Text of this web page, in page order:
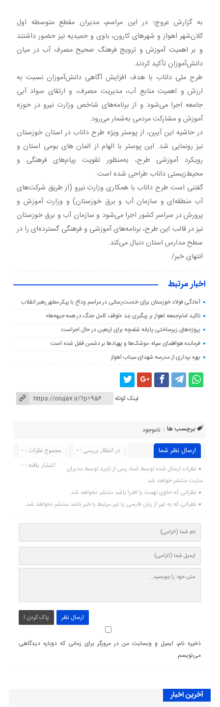
به گزارش عروج؛ در این مراسم، مدیران مقطع متوسطه اول
کلان‌شهر اهواز و شهرهای کارون، باوی و حمیدیه نیز حضور داشتند
و بر اهمیت آموزش و ترویج فرهنگ صحیح مصرف آب در میان
دانش‌آموزان تأکید کردند.
طرح ملی داناب با هدف افزایش آگاهی دانش‌آموزان نسبت به
ارزش و اهمیت منابع آب، مدیریت مصرف، و ارتقای سواد آبی
جامعه اجرا می‌شود و از برنامه‌های شاخص وزارت نیرو در حوزه
آموزش و مشارکت مردمی به‌شمار می‌رود.
در حاشیه این آیین، از پوستر ویژه طرح داناب در استان خوزستان
نیز رونمایی شد. این پوستر با الهام از المان های بومی استان و
رویکرد آموزشی طرح، به‌منظور تقویت پیام‌های فرهنگی و
محیط‌زیستی داناب طراحی شده است.
گفتنی است طرح داناب با همکاری وزارت نیرو (از طریق شرکت‌های
آب منطقه‌ای و سازمان آب و برق خوزستان) و وزارت آموزش و
پرورش در سراسر کشور اجرا می‌شود و سازمان آب و برق خوزستان
نیز در قالب این طرح، برنامه‌های آموزشی و فرهنگی گسترده‌ای را در
سطح مدارس استان دنبال می‌کند.
انتهای خبر/
اخبار مرتبط
آمادگی فولاد خوزستان برای خدمت‌رسانی در مراسم وداع با پیکر مطهر رهبر انقلاب
تاکید امام‌جمعه اهواز بر پیگبری بند «توقف کامل جنگ در همه جبهه‌ها»
پروژه‌های زیرساختی پایانه شلمچه برای اربعین در حال اجراست
فرمانده هوافضای سپاه: موشک‌ها و پهپادها بر دشمن قفل شده است
بهره برداری از مدرسه شهدای میناب اهواز
لینک کوتاه
برچسب ها : ناموجود
ارسال نظر شما مجموع نظرات : 0
در انتظار بررسی : 0
انتشار یافته : ۰
نظرات ارسال شده توسط شما، پس از تایید توسط مدیران
سایت منتشر خواهد شد.
نظراتی که حاوی تهمت یا افترا باشد منتشر نخواهد شد.
نظراتی که به غیر از زبان فارسی یا غیر مرتبط با خبر باشد منتشر نخواهد شد.
ارسال نظر پاک کردن !
ذخیره نام، ایمیل و وبسایت من در مرورگر برای زمانی که دوباره دیدگاهی
می‌نویسم.
آخرین اخبار